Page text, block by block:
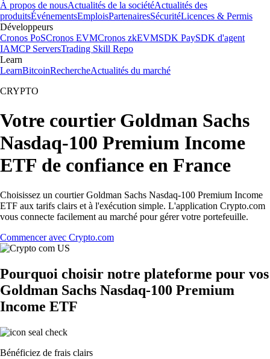
À propos de nousActualités de la sociétéActualités des
produitsÉvénementsEmploisPartenairesSécuritéLicences & Permis
Développeurs
Cronos PoSCronos EVMCronos zkEVMSDK PaySDK d'agent
IAMCP ServersTrading Skill Repo
Learn
LearnBitcoinRechercheActualités du marché
CRYPTO
Votre courtier Goldman Sachs
Nasdaq-100 Premium Income
ETF de confiance en France
Choisissez un courtier Goldman Sachs Nasdaq-100 Premium Income
ETF aux tarifs clairs et à l'exécution simple. L'application Crypto.com
vous connecte facilement au marché pour gérer votre portefeuille.
Commencer avec Crypto.com
Pourquoi choisir notre plateforme pour vos
Goldman Sachs Nasdaq-100 Premium
Income ETF
Bénéficiez de frais clairs